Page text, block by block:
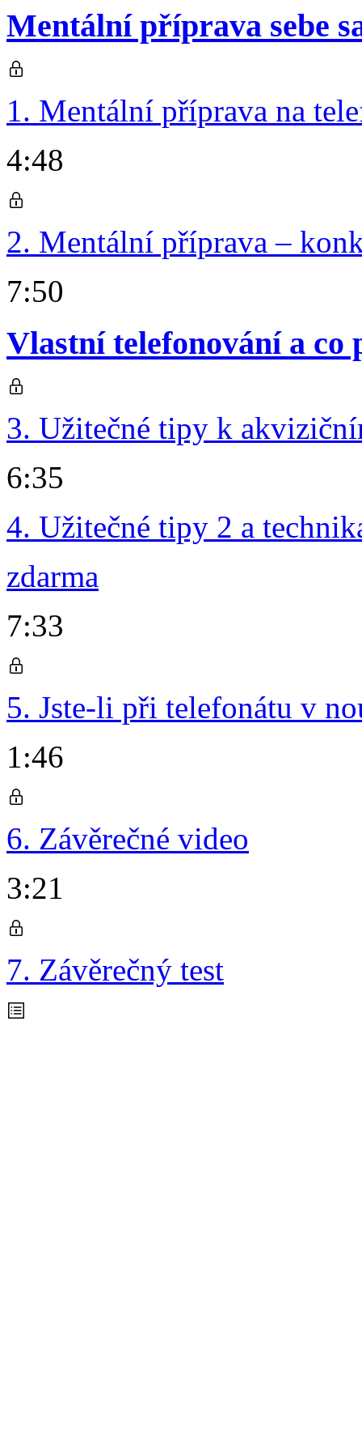
Mentální příprava sebe
1. Mentální příprava na
4:48
2. Mentální příprava –
7:50
Vlastní telefonování a co
3. Užitečné tipy k
6:35
4. Užitečné tipy 2 a
zdarma
7:33
5. Jste-li při telefonátu v
1:46
6. Závěrečné video
3:21
7. Závěrečný test